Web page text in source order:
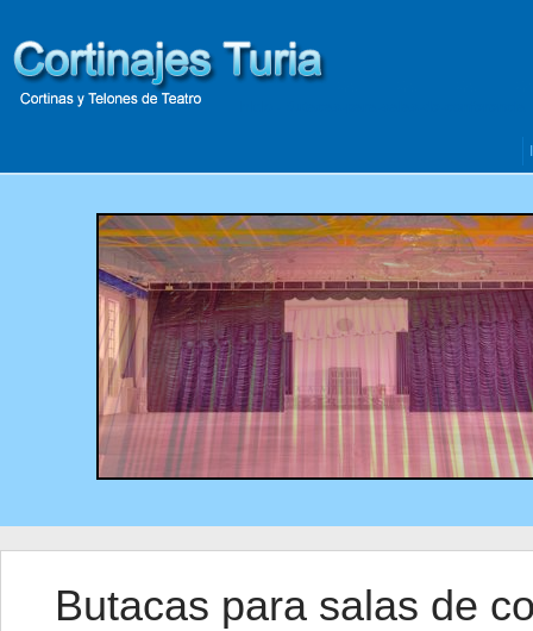
Butacas para salas de